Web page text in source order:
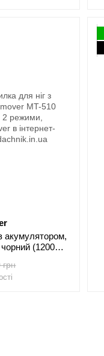
акумулятором,
(1200
грн